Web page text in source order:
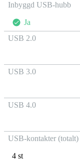
Inbyggd USB-hubb
Ja
USB 2.0
USB 3.0
USB 4.0
USB-kontakter (totalt)
4 st